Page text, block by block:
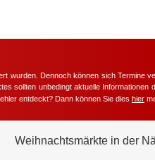
wurden. Dennoch können sich Termine
sollten unbedingt aktuelle Informationen
entdeckt? Dann können Sie dies hier
Weihnachtsmärkte in der